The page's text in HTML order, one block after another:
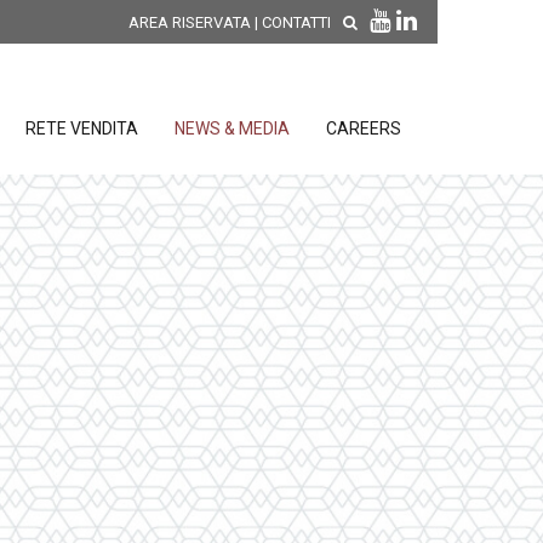
AREA RISERVATA | CONTATTI
SCOPRI LE NOVITÀ DI
PRODOTTO
CONDIZIONI GENERALI DI VENDITA E
DI GARANZIA
RETE VENDITA NEWS & MEDIA CAREERS